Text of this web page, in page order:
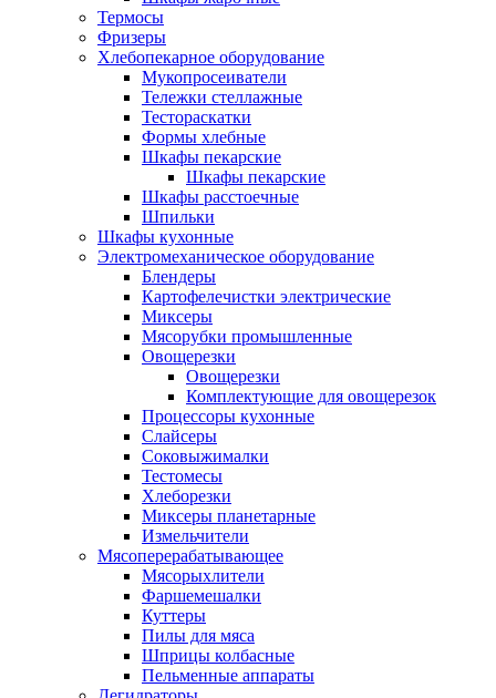
Термосы
Фризеры
Хлебопекарное оборудование
Мукопросеиватели
Тележки стеллажные
Тестораскатки
Формы хлебные
Шкафы пекарские
Шкафы пекарские
Шкафы расстоечные
Шпильки
Шкафы кухонные
Электромеханическое оборудование
Блендеры
Картофелечистки электрические
Миксеры
Мясорубки промышленные
Овощерезки
Овощерезки
Комплектующие для овощерезок
Процессоры кухонные
Слайсеры
Соковыжималки
Тестомесы
Хлеборезки
Миксеры планетарные
Измельчители
Мясоперерабатывающее
Мясорыхлители
Фаршемешалки
Куттеры
Пилы для мяса
Шприцы колбасные
Пельменные аппараты